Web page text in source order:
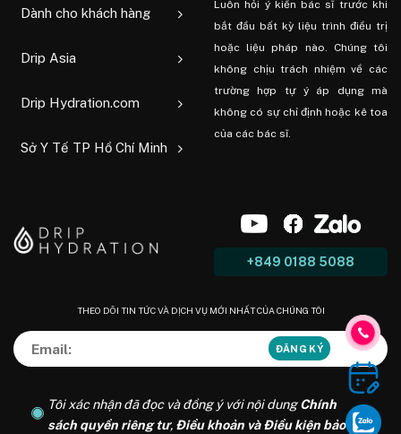
Dành cho khách hàng
Drip Asia
Drip Hydration.com
Sở Y Tế TP Hồ Chí Minh
Luôn hỏi ý kiến ​​bác sĩ trước khi
bắt đầu bất kỳ liệu trình điều trị
hoặc liệu pháp nào. Chúng tôi
không chịu trách nhiệm về các
trường hợp tự ý áp dụng mà
không có sự chỉ định hoặc kê toa
của các bác sĩ.
+849 0188 5088
THEO DÕI TIN TỨC VÀ DỊCH VỤ MỚI NHẤT CỦA CHÚNG TÔI
Tôi xác nhận đã đọc và đồng ý với nội dungChính
sách quyền riêng tư, Điều khoản và Điều kiện bảo